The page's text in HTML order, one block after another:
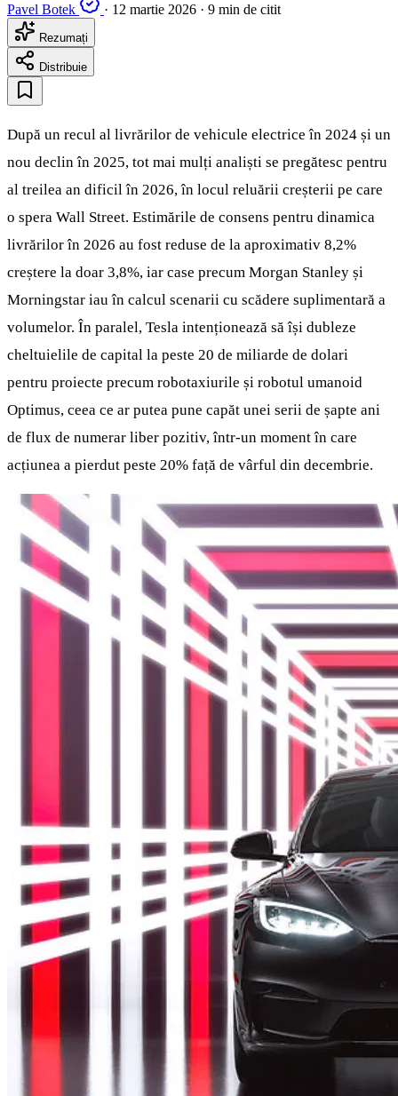
Pavel Botek
· 12 martie 2026 · 9 min de citit
Rezumați
Distribuie
După un recul al livrărilor de vehicule electrice în 2024 și un
nou declin în 2025, tot mai mulți analiști se pregătesc pentru
al treilea an dificil în 2026, în locul reluării creșterii pe care
o spera Wall Street. Estimările de consens pentru dinamica
livrărilor în 2026 au fost reduse de la aproximativ 8,2%
creștere la doar 3,8%, iar case precum Morgan Stanley și
Morningstar iau în calcul scenarii cu scădere suplimentară a
volumelor. În paralel, Tesla intenționează să își dubleze
cheltuielile de capital la peste 20 de miliarde de dolari
pentru proiecte precum robotaxiurile și robotul umanoid
Optimus, ceea ce ar putea pune capăt unei serii de șapte ani
de flux de numerar liber pozitiv, într-un moment în care
acțiunea a pierdut peste 20% față de vârful din decembrie.